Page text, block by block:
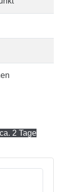
2 Tage